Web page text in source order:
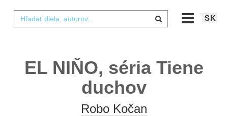
SK
EL NIŇO, séria Tiene
duchov
Robo Kočan